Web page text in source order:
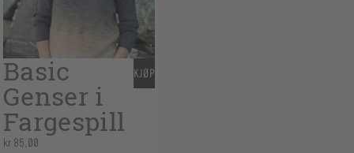
Basic
Genser i
Fargespill
kr 85,00
KJØP